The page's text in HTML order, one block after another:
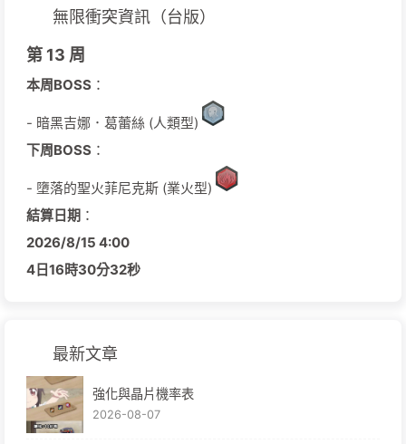
無限衝突資訊（台版）
第 13 周
本周BOSS ：
- 暗黑吉娜．葛蕾絲 (人類型)
下周BOSS ：
- 墮落的聖火菲尼克斯 (業火型)
結算日期 ：
2026/8/15 4:00
4日16時30分32秒
最新文章
強化與晶片機率表
2026-08-07